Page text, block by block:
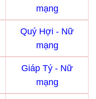
mạng
Quý Hợi - Nữ
mạng
Giáp Tý - Nữ
mạng